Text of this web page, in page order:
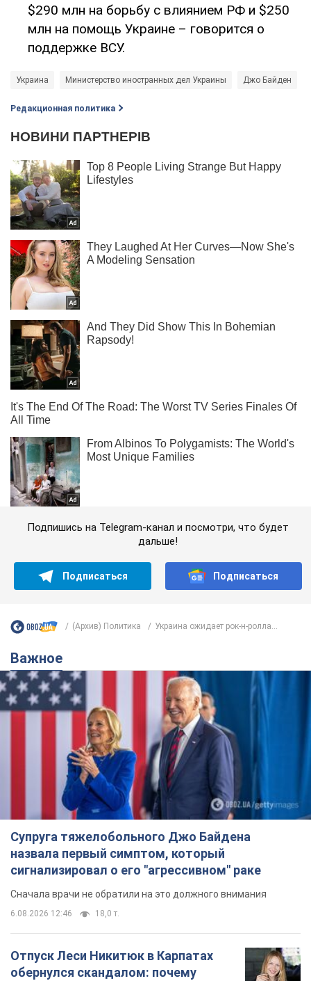
$290 млн на борьбу с влиянием РФ и $250
млн на помощь Украине – говорится о
поддержке ВСУ.
Украина Министерство иностранных дел Украины Джо Байден
Редакционная политика
Подпишись на Telegram-канал и посмотри, что будет
дальше!
Подписаться Подписаться
(Архив) Политика Украина ожидает рок-н-ролла...
Важное
Супруга тяжелобольного Джо Байдена
назвала первый симптом, который
сигнализировал о его "агрессивном" раке
Сначала врачи не обратили на это должного внимания
6.08.2026 12:46 18,0 т.
Отпуск Леси Никитюк в Карпатах
обернулся скандалом: почему